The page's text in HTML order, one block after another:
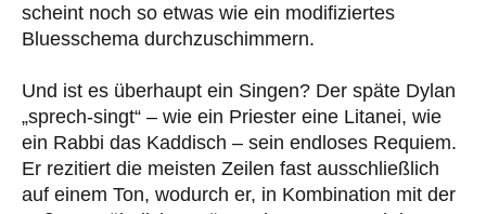
scheint noch so etwas wie ein modifiziertes
Bluesschema durchzuschimmern.
Und ist es überhaupt ein Singen? Der späte Dylan
„sprech-singt“ – wie ein Priester eine Litanei, wie
ein Rabbi das Kaddisch – sein endloses Requiem.
Er rezitiert die meisten Zeilen fast ausschließlich
auf einem Ton, wodurch er, in Kombination mit der